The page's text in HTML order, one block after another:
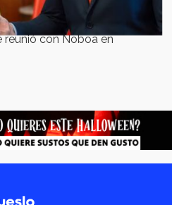
reunió con Noboa en